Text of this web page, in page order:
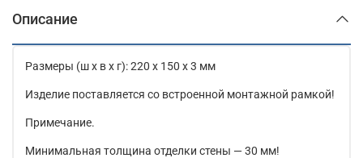
Описание
Размеры (ш x в x г): 220 x 150 x 3 мм
Изделие поставляется со встроенной монтажной рамкой!
Примечание.
Минимальная толщина отделки стены — 30 мм!